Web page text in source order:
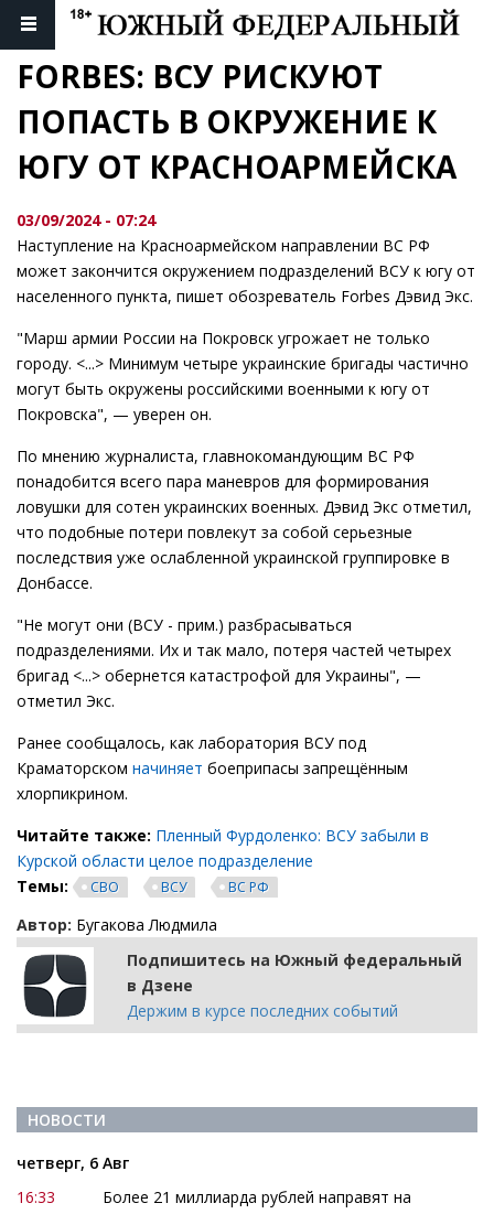
FORBES: ВСУ РИСКУЮТ
ПОПАСТЬ В ОКРУЖЕНИЕ К
ЮГУ ОТ КРАСНОАРМЕЙСКА
03/09/2024 - 07:24
Наступление на Красноармейском направлении ВС РФ
может закончится окружением подразделений ВСУ к югу от
населенного пункта, пишет обозреватель Forbes Дэвид Экс.
"Марш армии России на Покровск угрожает не только
городу. <...> Минимум четыре украинские бригады частично
могут быть окружены российскими военными к югу от
Покровска", — уверен он.
По мнению журналиста, главнокомандующим ВС РФ
понадобится всего пара маневров для формирования
ловушки для сотен украинских военных. Дэвид Экс отметил,
что подобные потери повлекут за собой серьезные
последствия уже ослабленной украинской группировке в
Донбассе.
"Не могут они (ВСУ - прим.) разбрасываться
подразделениями. Их и так мало, потеря частей четырех
бригад <...> обернется катастрофой для Украины", —
отметил Экс.
Ранее сообщалось, как лаборатория ВСУ под
Краматорском начиняет боеприпасы запрещённым
хлорпикрином.
Читайте также: Пленный Фурдоленко: ВСУ забыли в
Курской области целое подразделение
Темы:
СВО ВСУ ВС РФ
Автор: Бугакова Людмила
Подпишитесь на Южный федеральный
в Дзене
Держим в курсе последних событий
НОВОСТИ
четверг, 6 Авг
16:33
Более 21 миллиарда рублей направят на